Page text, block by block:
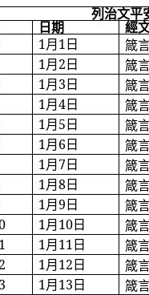
列治文平
日期
經
1月1日
箴
1月2日
箴
1月3日
箴
1月4日
箴
1月5日
箴
1月6日
箴
1月7日
箴
1月8日
箴
1月9日
箴
1月10日
箴
1月11日
箴
1月12日
箴
1月13日
箴